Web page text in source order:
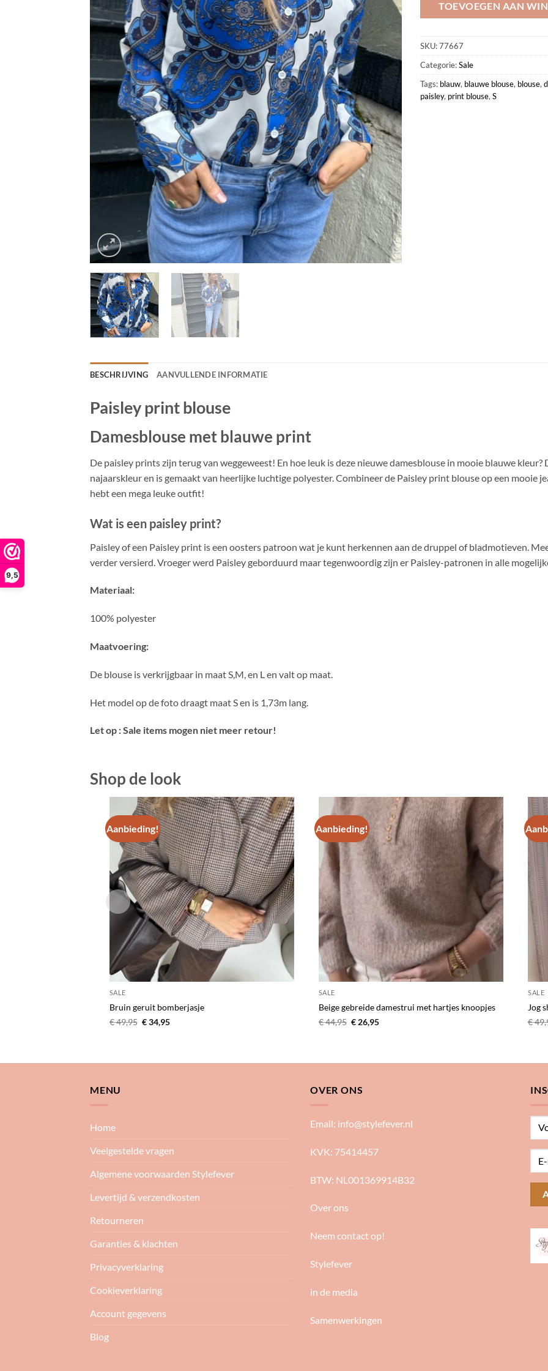
9,5
TOEVOEGEN AAN
SKU:77667
Categorie:Sale
Tags: blauw, blauwe blouse, blouse,
paisley, print blouse, S
BESCHRIJVING AANVULLENDE INFORMATIE
Paisley print blouse
Damesblouse met blauwe print
De paisley prints zijn terug van weggeweest! En hoe leuk is deze nieuwe damesblouse in mooie blauwe kleur?
najaarskleur en is gemaakt van heerlijke luchtige polyester. Combineer de Paisley print blouse op een mooie
hebt een mega leuke outfit!
Wat is een paisley print?
Paisley of een Paisley print is een oosters patroon wat je kunt herkennen aan de druppel of bladmotieven.
verder versierd. Vroeger werd Paisley geborduurd maar tegenwoordig zijn er Paisley-patronen in alle
Materiaal:
100% polyester
Maatvoering:
De blouse is verkrijgbaar in maat S,M, en L en valt op maat.
Het model op de foto draagt maat S en is 1,73m lang.
Let op : Sale items mogen niet meer retour!
Shop de look
Aanbieding!
Toevoegen
aan
verlanglijst
SALE
Bruin geruit bomberjasje
€49,95 Oorspronkelijke
€34,95Huidige
Aanbieding!
Toevoegen
verlanglijst
SALE
Beige gebreide damestrui met hartjes knoopjes
€44,95 Oorspronkelijke
prijs
€ 26,95Huidige
SALE
Jog
€
MENU
Home
Veelgestelde vragen
Algemene voorwaarden Stylefever
Levertijd & verzendkosten
Retourneren
Garanties & klachten
Privacyverklaring
Cookieverklaring
Account gegevens
Blog
OVER ONS
Email: info@stylefever.nl
KVK: 75414457
BTW: NL001369914B32
Over ons
Neem contact op!
Stylefever
in de media
Samenwerkingen